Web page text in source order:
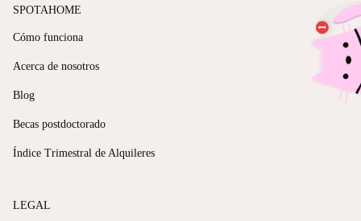
SPOTAHOME
Cómo funciona
Acerca de nosotros
Blog
Becas postdoctorado
Índice Trimestral de Alquileres
LEGAL